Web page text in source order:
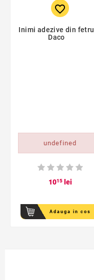
favorite_border
Inimi adezive din fetru
Daco
undefined
1015lei
Adauga in cos